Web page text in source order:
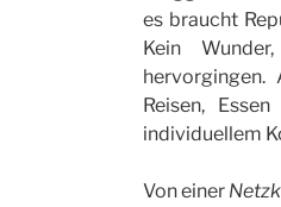
es braucht
Kein
Reisen,
individuellem
Von einer